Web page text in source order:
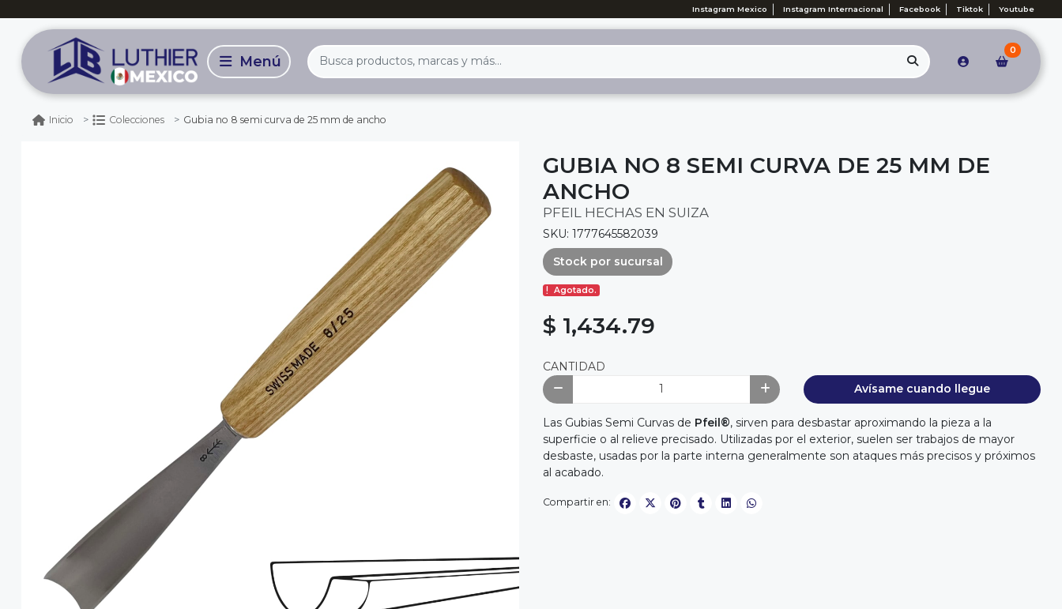
Instagram Mexico Instagram Internacional Facebook Tiktok Youtube
0
Inicio Colecciones Gubia no 8 semi curva de 25 mm de ancho
GUBIA NO 8 SEMI CURVA DE 25 MM DE
ANCHO
PFEIL HECHAS EN SUIZA
SKU: 1777645582039
Stock por sucursal
Agotado.
$ 1,434.79
CANTIDAD
Avísame cuando llegue
Las Gubias Semi Curvas de Pfeil®, sirven para desbastar aproximando la pieza a la
superficie o al relieve precisado. Utilizadas por el exterior, suelen ser trabajos de mayor
desbaste, usadas por la parte interna generalmente son ataques más precisos y próximos
al acabado.
Compartir en: